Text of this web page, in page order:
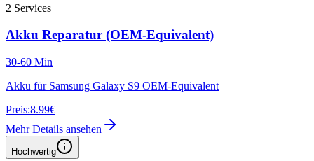
2 Services
Akku Reparatur (OEM-Equivalent)
30-60 Min
Akku für Samsung Galaxy S9 OEM-Equivalent
Preis:8.99€
Mehr Details ansehen
Hochwertig